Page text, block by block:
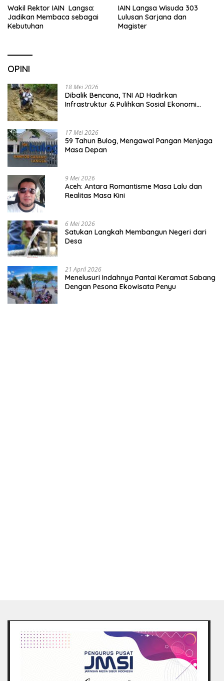
Wakil Rektor IAIN Langsa:
Jadikan Membaca sebagai
Kebutuhan
IAIN Langsa Wisuda 303
Lulusan Sarjana dan
Magister
OPINI
18 Mei 2026
Dibalik Bencana, TNI AD Hadirkan
Infrastruktur & Pulihkan Sosial Ekonomi
17 Mei 2026
59 Tahun Bulog, Mengawal Pangan Menjaga
Masa Depan
9 Mei 2026
Aceh: Antara Romantisme Masa Lalu dan
Realitas Masa Kini
6 Mei 2026
Satukan Langkah Membangun Negeri dari
Desa
21 April 2026
Menelusuri Indahnya Pantai Keramat Sabang
Dengan Pesona Ekowisata Penyu